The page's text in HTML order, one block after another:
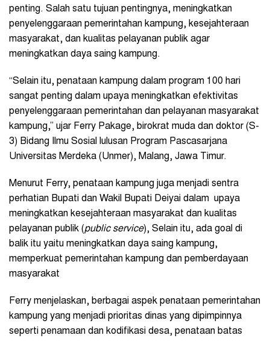
penting. Salah satu tujuan pentingnya, meningkatkan
penyelenggaraan pemerintahan kampung, kesejahteraan
masyarakat, dan kualitas pelayanan publik agar
meningkatkan daya saing kampung.
“Selain itu, penataan kampung dalam program 100 hari
sangat penting dalam upaya meningkatkan efektivitas
penyelenggaraan pemerintahan dan pelayanan masyarakat
kampung,” ujar Ferry Pakage, birokrat muda dan doktor (S-
3) Bidang Ilmu Sosial lulusan Program Pascasarjana
Universitas Merdeka (Unmer), Malang, Jawa Timur.
Menurut Ferry, penataan kampung juga menjadi sentra
perhatian Bupati dan Wakil Bupati Deiyai dalam upaya
meningkatkan kesejahteraan masyarakat dan kualitas
pelayanan publik (public service), Selain itu, ada goal di
balik itu yaitu meningkatkan daya saing kampung,
memperkuat pemerintahan kampung dan pemberdayaan
masyarakat
Ferry menjelaskan, berbagai aspek penataan pemerintahan
kampung yang menjadi prioritas dinas yang dipimpinnya
seperti penamaan dan kodifikasi desa, penataan batas